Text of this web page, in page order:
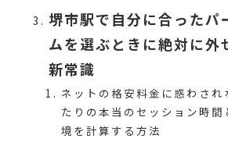
堺市駅で自分に合ったパ
ムを選ぶときに絶対に外
新常識
ネットの格安料金に惑わされ
たりの本当のセッション時間
境を計算する方法